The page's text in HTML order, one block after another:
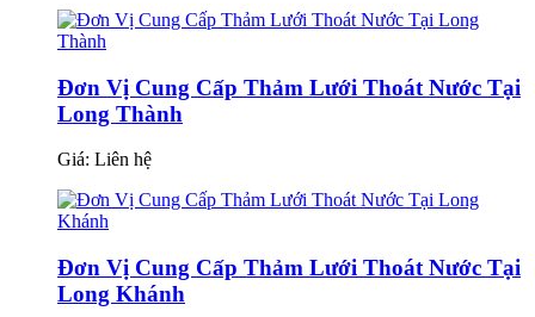
Đơn Vị Cung Cấp Thảm Lưới Thoát Nước Tại
Long Thành
Giá: Liên hệ
Đơn Vị Cung Cấp Thảm Lưới Thoát Nước Tại
Long Khánh